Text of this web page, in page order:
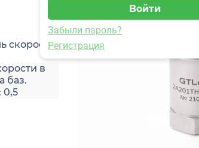
Забыли пароль?
Регистрация
скорости,
в
баз.
0,5